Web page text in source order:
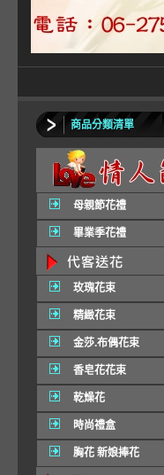
商品分類清單
母親節花禮
畢業季花禮
玫瑰花束
精緻花束
金莎.布偶花束
香皂花花束
乾燥花
時尚禮盒
胸花 新娘捧花